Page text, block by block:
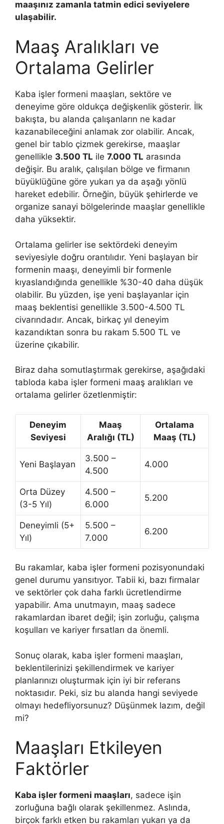
maaşınız zamanla tatmin edici seviyelere
ulaşabilir.
Maaş Aralıkları ve
Ortalama Gelirler
Kaba işler formeni maaşları, sektöre ve
deneyime göre oldukça değişkenlik gösterir. İlk
bakışta, bu alanda çalışanların ne kadar
kazanabileceğini anlamak zor olabilir. Ancak,
genel bir tablo çizmek gerekirse, maaşlar
genellikle 3.500 TL ile 7.000 TL arasında
değişir. Bu aralık, çalışılan bölge ve firmanın
büyüklüğüne göre yukarı ya da aşağı yönlü
hareket edebilir. Örneğin, büyük şehirlerde ve
organize sanayi bölgelerinde maaşlar genellikle
daha yüksektir.
Ortalama gelirler ise sektördeki deneyim
seviyesiyle doğru orantılıdır. Yeni başlayan bir
formenin maaşı, deneyimli bir formenle
kıyaslandığında genellikle %30-40 daha düşük
olabilir. Bu yüzden, işe yeni başlayanlar için
maaş beklentisi genellikle 3.500-4.500 TL
civarındadır. Ancak, birkaç yıl deneyim
kazandıktan sonra bu rakam 5.500 TL ve
üzerine çıkabilir.
Biraz daha somutlaştırmak gerekirse, aşağıdaki
tabloda kaba işler formeni maaş aralıkları ve
ortalama gelirler özetlenmiştir:
Deneyim
Seviyesi
Maaş
Aralığı (TL)
Ortalama
Maaş (TL)
Yeni Başlayan
3.500 –
4.500
4.000
Orta Düzey
(3-5 Yıl)
4.500 –
6.000
5.200
Deneyimli (5+
Yıl)
5.500 –
7.000
6.200
Bu rakamlar, kaba işler formeni pozisyonundaki
genel durumu yansıtıyor. Tabii ki, bazı firmalar
ve sektörler çok daha farklı ücretlendirme
yapabilir. Ama unutmayın, maaş sadece
rakamlardan ibaret değil; işin zorluğu, çalışma
koşulları ve kariyer fırsatları da önemli.
Sonuç olarak, kaba işler formeni maaşları,
beklentilerinizi şekillendirmek ve kariyer
planlarınızı oluşturmak için iyi bir referans
noktasıdır. Peki, siz bu alanda hangi seviyede
olmayı hedefliyorsunuz? Düşünmek lazım, değil
mi?
Maaşları Etkileyen
Faktörler
Kaba işler formeni maaşları, sadece işin
zorluğuna bağlı olarak şekillenmez. Aslında,
birçok farklı etken bu rakamları yukarı ya da